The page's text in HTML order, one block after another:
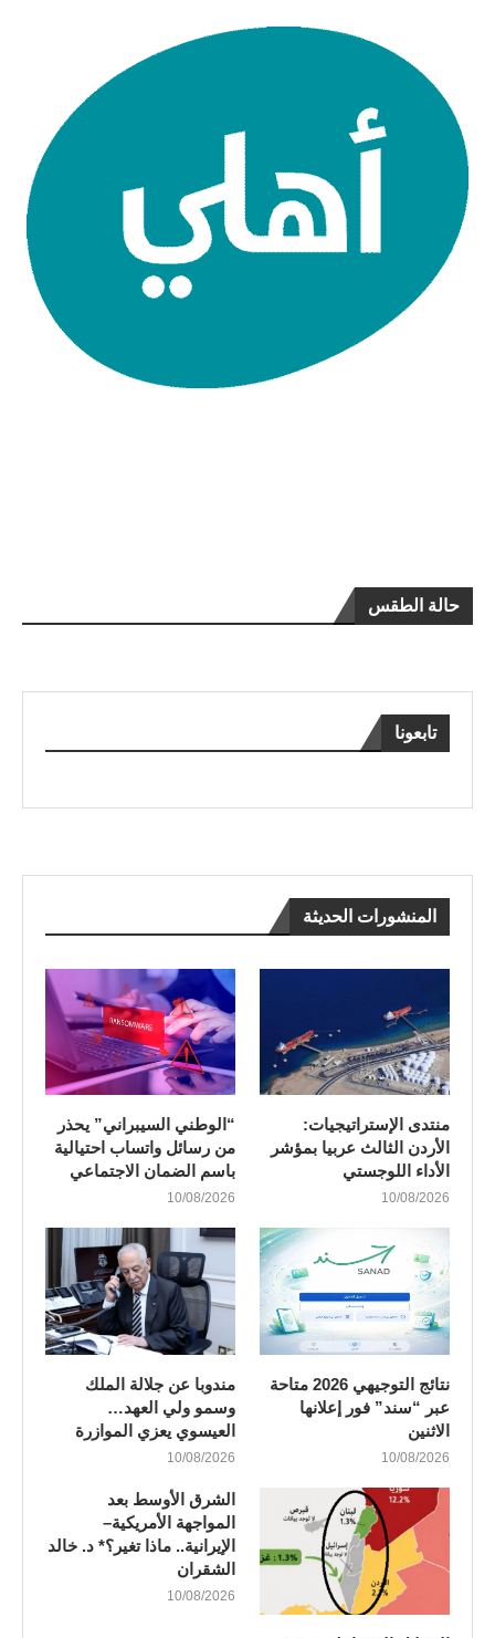
حالة الطقس
تابعونا
المنشورات الحديثة
منتدى الإستراتيجيات:
الأردن الثالث عربيا بمؤشر
الأداء اللوجستي
10/08/2026
“الوطني السيبراني” يحذر
من رسائل واتساب احتيالية
باسم الضمان الاجتماعي
10/08/2026
نتائج التوجيهي 2026 متاحة
عبر “سند” فور إعلانها
الاثنين
10/08/2026
مندوبا عن جلالة الملك
وسمو ولي العهد…
العيسوي يعزي الموازرة
10/08/2026
الشرق الأوسط بعد
المواجهة الأمريكية–
الإيرانية.. ماذا تغير؟* د. خالد
الشقران
10/08/2026